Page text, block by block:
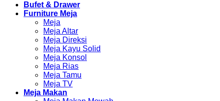
Bufet & Drawer
Furniture Meja
Meja
Meja Altar
Meja Direksi
Meja Kayu Solid
Meja Konsol
Meja Rias
Meja Tamu
Meja TV
Meja Makan